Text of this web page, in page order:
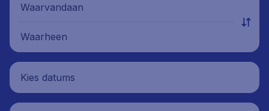
Waarvandaan
Waarheen
Kies datums